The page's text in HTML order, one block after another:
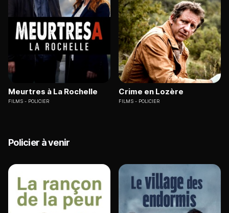
Meurtres à La Rochelle
FILMS POLICIER
Crime en Lozère
FILMS POLICIER
Policier à venir